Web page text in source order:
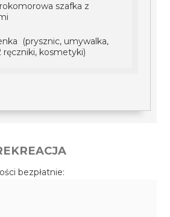
szafka z
(prysznic, umywalka,
ręczniki, kosmetyki)
bezpłatnie: